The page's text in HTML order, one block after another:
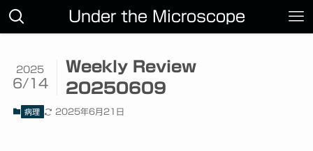
Under the Microscope
Weekly Review
20250609
2025
6/14
病理 2025年6月21日